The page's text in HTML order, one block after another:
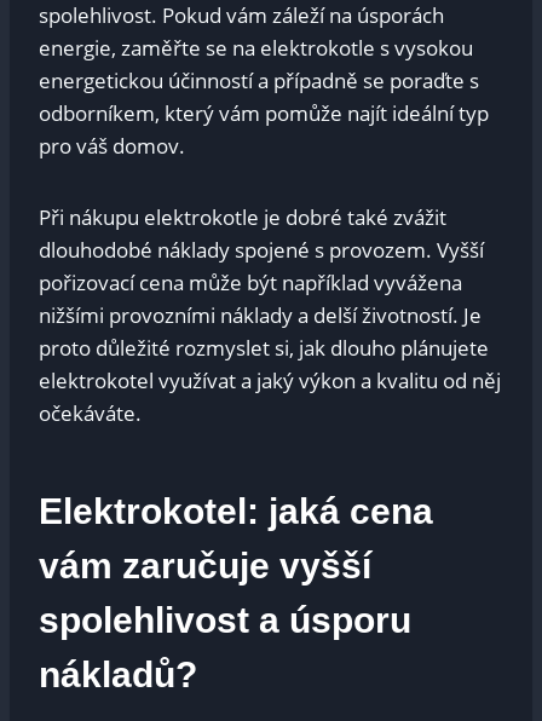
spolehlivost. Pokud vám záleží na úsporách
energie, zaměřte se na elektrokotle s vysokou
energetickou účinností a případně se poraďte s
odborníkem, který vám pomůže najít ideální typ
pro váš domov.
Při nákupu elektrokotle je dobré také zvážit
dlouhodobé náklady spojené s provozem. Vyšší
pořizovací cena může být například vyvážena
nižšími provozními náklady a delší životností. Je
proto důležité rozmyslet si, jak dlouho plánujete
elektrokotel využívat a jaký výkon a kvalitu od něj
očekáváte.
Elektrokotel: jaká cena
vám zaručuje vyšší
spolehlivost a úsporu
nákladů?